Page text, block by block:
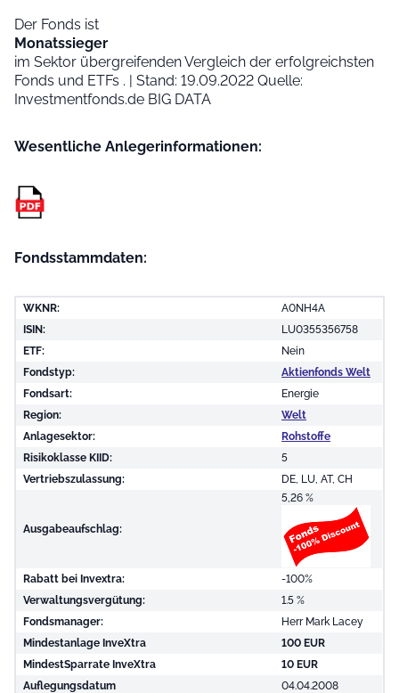
Der Fonds ist
Monatssieger
im Sektor übergreifenden Vergleich der erfolgreichsten
Fonds und ETFs . | Stand: 19.09.2022 Quelle:
Investmentfonds.de BIG DATA
Wesentliche Anleger­informationen:
Fondsstammdaten:
WKNR:
A0NH4A
ISIN:
LU0355356758
ETF:
Nein
Fondstyp:
Aktienfonds Welt
Fondsart:
Energie
Region:
Welt
Anlagesektor:
Rohstoffe
Risikoklasse KIID:
5
Vertriebszulassung:
DE, LU, AT, CH
Ausgabeaufschlag:
5,26 %
Rabatt bei Invextra:
-100%
Verwaltungsvergütung:
1.5 %
Fondsmanager:
Herr Mark Lacey
Mindestanlage InveXtra
100 EUR
MindestSparrate InveXtra
10 EUR
Auflegungsdatum
04.04.2008